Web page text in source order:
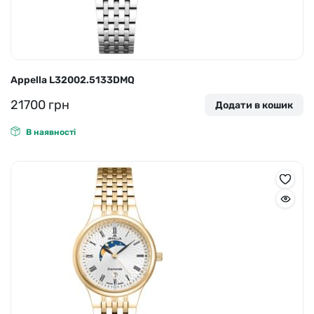
Appella L32002.5133DMQ
21700 грн Додати в кошик
В наявності